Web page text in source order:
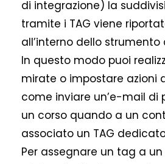
di integrazione) la
tramite i TAG viene
all’interno dello strumento
In questo modo puoi
mirate o impostare azioni
come inviare un’e-mail di
un corso quando a un
associato un TAG
Per assegnare un tag a